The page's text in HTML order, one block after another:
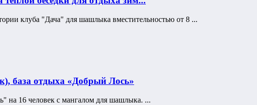
клуба "Дача" для шашлыка вместительностью от 8 ...
база отдыха «Добрый Лось»
на 16 человек с мангалом для шашлыка. ...